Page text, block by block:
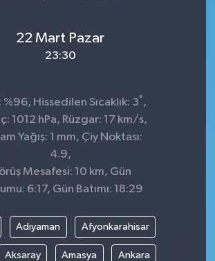
22 Mart Pazar
23:30
%96, Hissedilen Sıcaklık: 3° ,
1012 hPa, Rüzgar: 17 km/s,
Yağış: 1 mm, Çiy Noktası:
4.9,
Mesafesi: 10 km, Gün
6:17, Gün Batımı: 18:29
Adıyaman Afyonkarahisar
Aksaray Amasya Ankara